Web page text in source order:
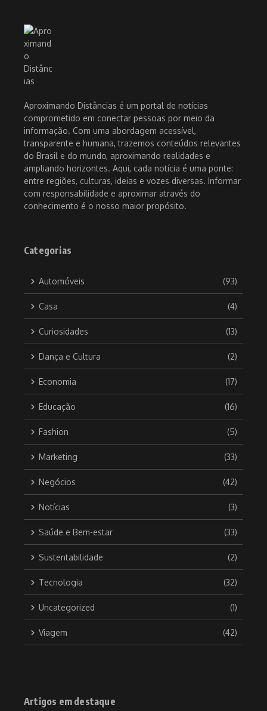
Aproximando Distâncias é um portal de notícias
comprometido em conectar pessoas por meio da
informação. Com uma abordagem acessível,
transparente e humana, trazemos conteúdos relevantes
do Brasil e do mundo, aproximando realidades e
ampliando horizontes. Aqui, cada notícia é uma ponte:
entre regiões, culturas, ideias e vozes diversas. Informar
com responsabilidade e aproximar através do
conhecimento é o nosso maior propósito.
Categorias
Automóveis (93)
Casa (4)
Curiosidades (13)
Dança e Cultura (2)
Economia (17)
Educação (16)
Fashion (5)
Marketing (33)
Negócios (42)
Notícias (3)
Saúde e Bem-estar (33)
Sustentabilidade (2)
Tecnologia (32)
Uncategorized (1)
Viagem (42)
Artigos em destaque